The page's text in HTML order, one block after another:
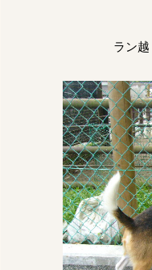
ラン